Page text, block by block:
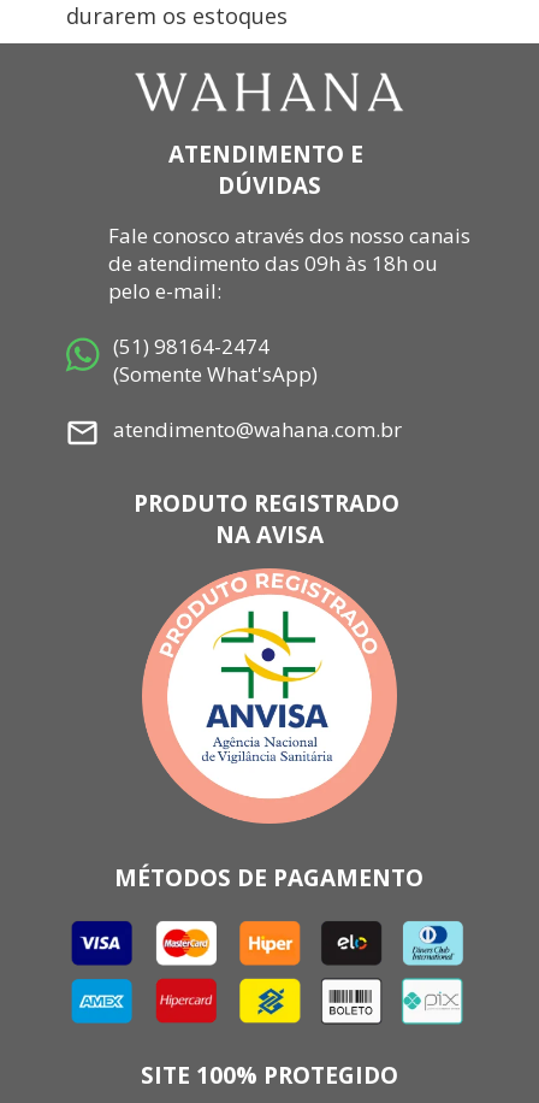
durarem os estoques
ATENDIMENTO E
DÚVIDAS
SITE 100% PROTEGIDO
MÉTODOS DE PAGAMENTO
Fale conosco através dos nosso canais
de atendimento das 09h às 18h ou
pelo e-mail:
(51) 98164-2474
(Somente What'sApp)
atendimento@wahana.com.br
PRODUTO REGISTRADO
NA AVISA